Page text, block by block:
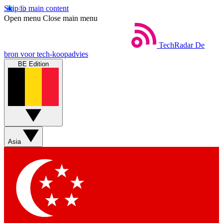
Skip to main content
Open menu Close main menu
TechRadar De
bron voor tech-koopadvies
BE Edition
Asia